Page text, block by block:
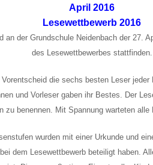
April 2016
Lesewettbewerb 2016
der Grundschule Neidenbach der 27.
des Lesewettbewerbes stattfinden.
die sechs besten Leser
und Vorleser gaben ihr Bestes. Der
zu benennen. Mit Spannung warteten
wurden mit einer Urkunde und
dem Lesewettbewerb beteiligt haben.